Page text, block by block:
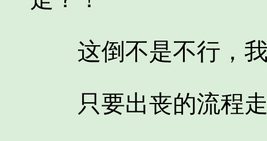
这倒不是不行，我
只要出丧的流程走